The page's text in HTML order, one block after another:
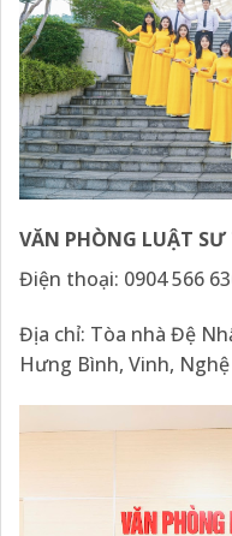
VĂN PHÒNG LUẬT
Điện thoại: 0904 566
Địa chỉ: Tòa nhà Đệ
Hưng Bình, Vinh, Nghệ